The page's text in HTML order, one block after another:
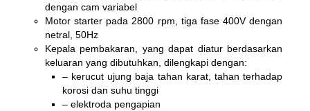
dengan cam variabel
Motor starter pada 2800 rpm, tiga fase 400V dengan
netral, 50Hz
Kepala pembakaran, yang dapat diatur berdasarkan
keluaran yang dibutuhkan, dilengkapi dengan:
– kerucut ujung baja tahan karat, tahan terhadap
korosi dan suhu tinggi
– elektroda pengapian